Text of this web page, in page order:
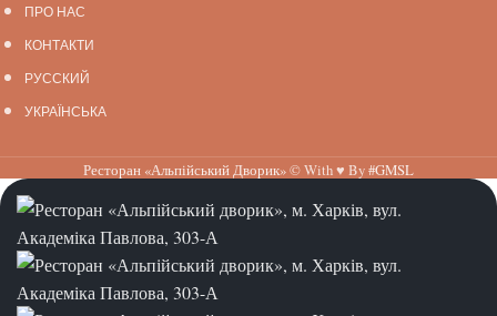
ПРО НАС
КОНТАКТИ
РУССКИЙ
УКРАЇНСЬКА
Ресторан «Альпійський Дворик»© With ♥ By#GMSL